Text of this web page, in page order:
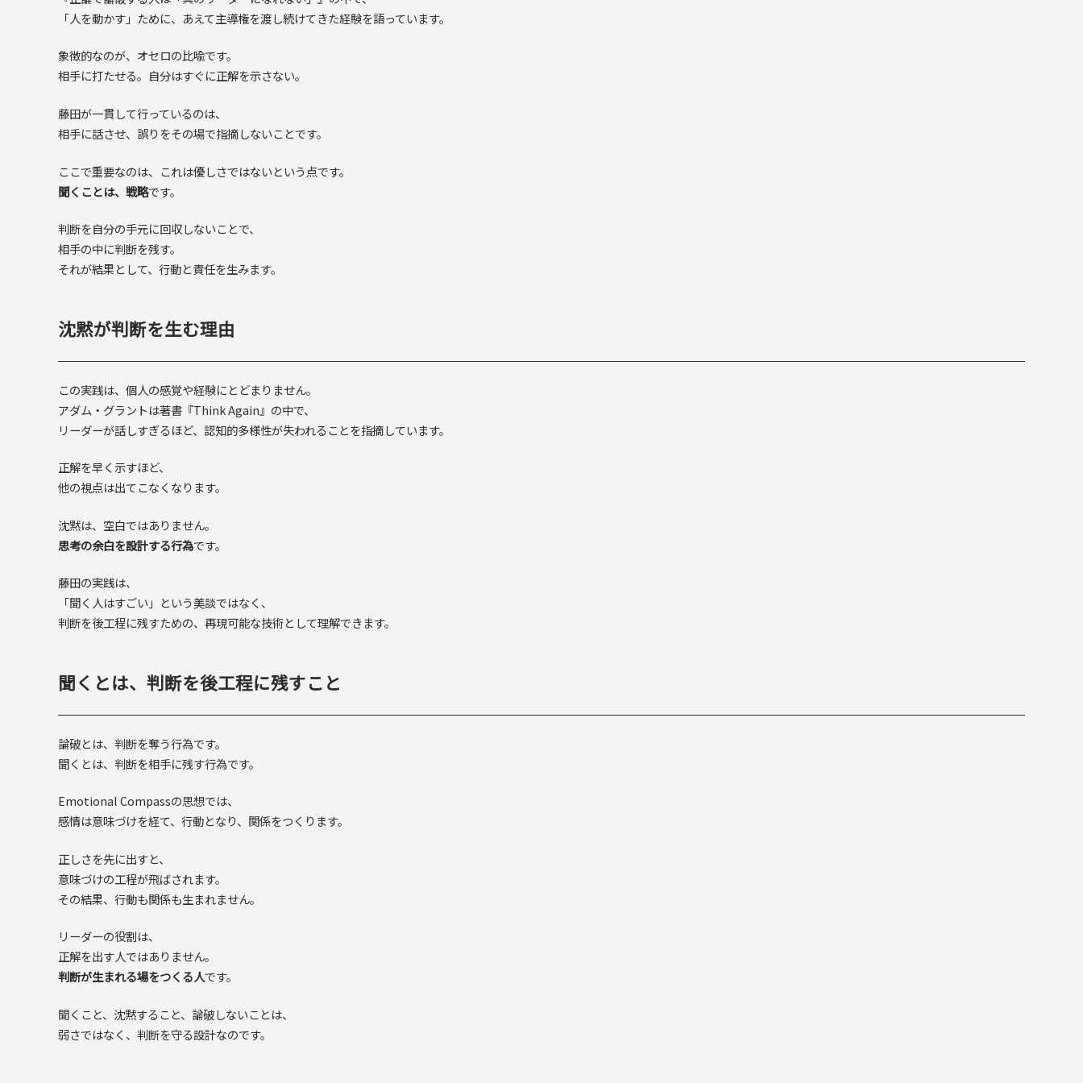
「人を動かす」ために、あえて主導権を渡し続けてきた経験を語っています。
象徴的なのが、オセロの比喩です。
相手に打たせる。自分はすぐに正解を示さない。
藤田が一貫して行っているのは、
相手に話させ、誤りをその場で指摘しないことです。
ここで重要なのは、これは優しさではないという点です。
聞くことは、戦略です。
判断を自分の手元に回収しないことで、
相手の中に判断を残す。
それが結果として、行動と責任を生みます。
沈黙が判断を生む理由
この実践は、個人の感覚や経験にとどまりません。
アダム・グラントは著書『Think Again』の中で、
リーダーが話しすぎるほど、認知的多様性が失われることを指摘しています。
正解を早く示すほど、
他の視点は出てこなくなります。
沈黙は、空白ではありません。
思考の余白を設計する行為です。
藤田の実践は、
「聞く人はすごい」という美談ではなく、
判断を後工程に残すための、再現可能な技術として理解できます。
聞くとは、判断を後工程に残すこと
論破とは、判断を奪う行為です。
聞くとは、判断を相手に残す行為です。
Emotional Compassの思想では、
感情は意味づけを経て、行動となり、関係をつくります。
正しさを先に出すと、
意味づけの工程が飛ばされます。
その結果、行動も関係も生まれません。
リーダーの役割は、
正解を出す人ではありません。
判断が生まれる場をつくる人です。
聞くこと、沈黙すること、論破しないことは、
弱さではなく、判断を守る設計なのです。